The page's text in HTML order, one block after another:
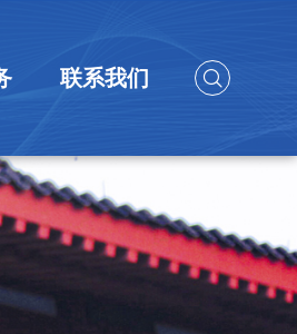
库
务
联系我们
联系方式